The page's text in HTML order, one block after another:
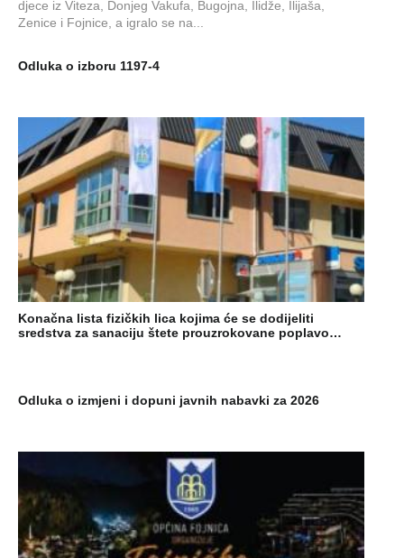
djece iz Viteza, Donjeg Vakufa, Bugojna, Ilidže, Ilijaša,
Zenice i Fojnice, a igralo se na...
Odluka o izboru 1197-4
Konačna lista fizičkih lica kojima će se dodijeliti
sredstva za sanaciju štete prouzrokovane poplavo…
Odluka o izmjeni i dopuni javnih nabavki za 2026